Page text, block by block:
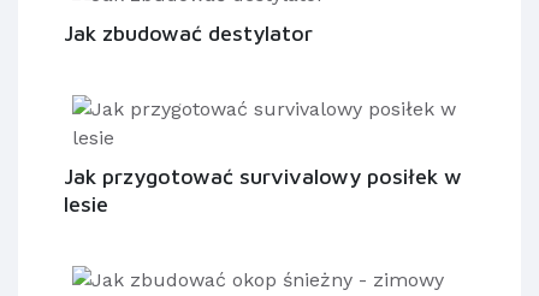
Jak zbudować destylator
Jak przygotować survivalowy posiłek w
lesie